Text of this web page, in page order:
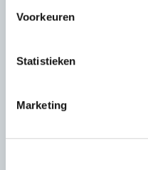
Voorkeuren
Statistieken
Marketing
vloeren
Gewapend lijmwerk
Windbelasting op gevels
VNK statica 6.0